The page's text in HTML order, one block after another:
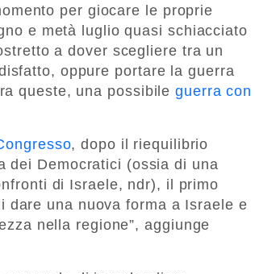
per giocare le proprie
e metà luglio quasi schiacciato
a dover scegliere tra un
oppure portare la guerra
queste, una possibileguerra con
, dopo il riequilibrio
dei Democratici (ossia di una
di Israele, ndr), il primo
dare una nuova forma a Israele e
nella regione”, aggiunge